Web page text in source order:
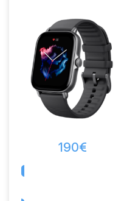
190€